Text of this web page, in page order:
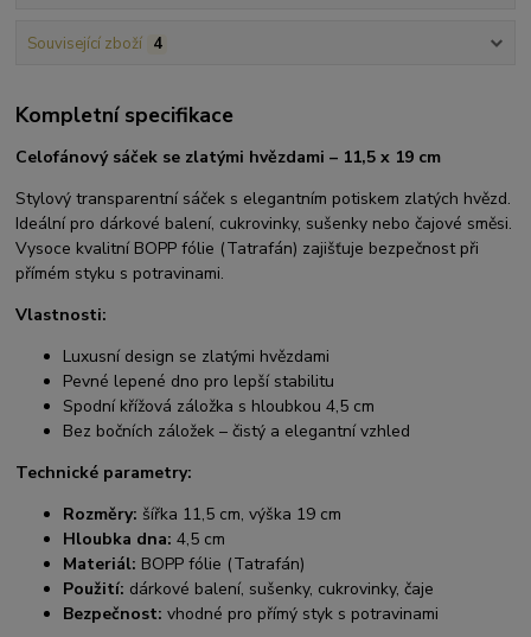
Související zboží 4
Kompletní specifikace
Celofánový sáček se zlatými hvězdami – 11,5 x 19 cm
Stylový transparentní sáček s elegantním potiskem zlatých hvězd.
Ideální pro dárkové balení, cukrovinky, sušenky nebo čajové směsi.
Vysoce kvalitní BOPP fólie (Tatrafán) zajišťuje bezpečnost při
přímém styku s potravinami.
Vlastnosti:
Luxusní design se zlatými hvězdami
Pevné lepené dno pro lepší stabilitu
Spodní křížová záložka s hloubkou 4,5 cm
Bez bočních záložek – čistý a elegantní vzhled
Technické parametry:
Rozměry: šířka 11,5 cm, výška 19 cm
Hloubka dna: 4,5 cm
Materiál: BOPP fólie (Tatrafán)
Použití: dárkové balení, sušenky, cukrovinky, čaje
Bezpečnost: vhodné pro přímý styk s potravinami